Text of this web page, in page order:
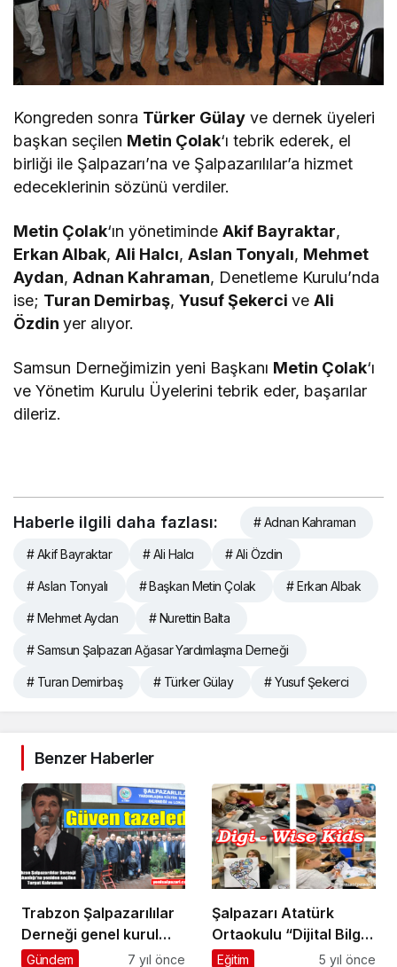
Kongreden sonra Türker Gülay ve dernek üyeleri
başkan seçilen Metin Çolak‘ı tebrik ederek, el
birliği ile Şalpazarı’na ve Şalpazarılılar’a hizmet
edeceklerinin sözünü verdiler.
Metin Çolak‘ın yönetimindeAkif Bayraktar,
Erkan Albak,Ali Halcı,Aslan Tonyalı, Mehmet
Aydan,Adnan Kahraman, Denetleme Kurulu’nda
ise; Turan Demirbaş,Yusuf ŞekerciveAli
Özdinyer alıyor.
Samsun Derneğimizin yeni Başkanı Metin Çolak‘ı
ve Yönetim Kurulu Üyelerini tebrik eder, başarılar
dileriz.
Haberle ilgili daha fazlası: # Adnan Kahraman
# Akif Bayraktar # Ali Halcı # Ali Özdin
# Aslan Tonyalı # Başkan Metin Çolak # Erkan Albak
# Mehmet Aydan # Nurettin Balta
# Samsun Şalpazarı Ağasar Yardımlaşma Derneği
# Turan Demirbaş # Türker Gülay # Yusuf Şekerci
Benzer Haberler
Trabzon Şalpazarılılar
Derneği genel kurul
toplantısı yapıldı
Gündem 7 yıl önce
Şalpazarı Atatürk
Ortaokulu “Dijital Bilge
Çocuklar” Projesi
Eğitim 5 yıl önce